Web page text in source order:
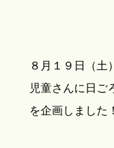
８月１９日（土
児童さんに日ご
を企画しました！